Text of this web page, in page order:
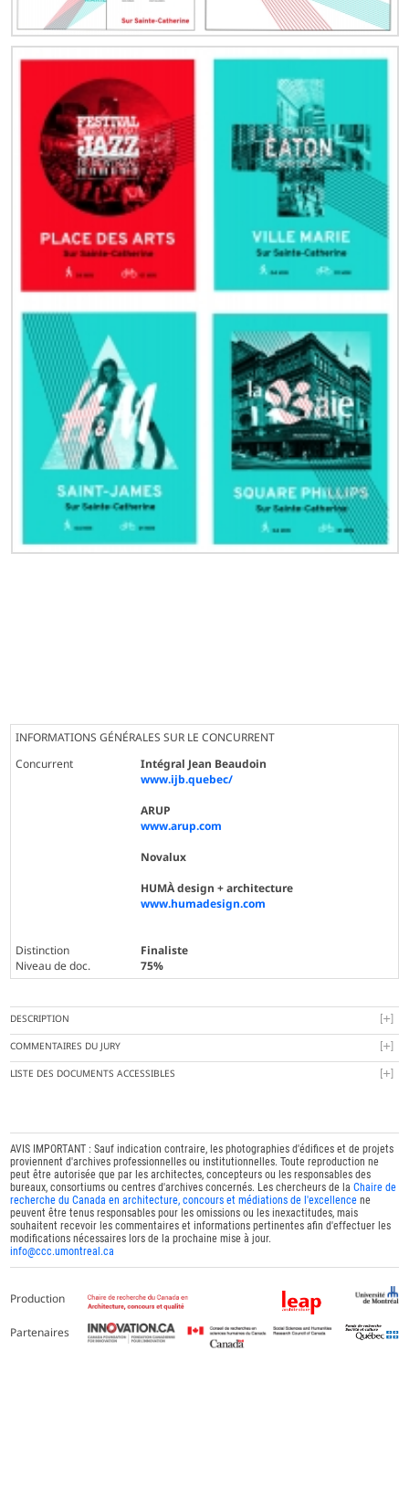
INFORMATIONS GÉNÉRALES SUR LE CONCURRENT
Concurrent
Intégral Jean Beaudoin
www.ijb.quebec/
ARUP
www.arup.com
Novalux
HUMÀ design + architecture
www.humadesign.com
Distinction
Finaliste
Niveau de doc.
75%
DESCRIPTION
COMMENTAIRES DU JURY
LISTE DES DOCUMENTS ACCESSIBLES
AVIS IMPORTANT : Sauf indication contraire, les photographies d'édifices et de projets
proviennent d'archives professionnelles ou institutionnelles. Toute reproduction ne
peut être autorisée que par les architectes, concepteurs ou les responsables des
bureaux, consortiums ou centres d'archives concernés. Les chercheurs de laChaire de
recherche du Canada en architecture, concours et médiations de l'excellence ne
peuvent être tenus responsables pour les omissions ou les inexactitudes, mais
souhaitent recevoir les commentaires et informations pertinentes afin d'effectuer les
modifications nécessaires lors de la prochaine mise à jour.
info@ccc.umontreal.ca
Production
Partenaires